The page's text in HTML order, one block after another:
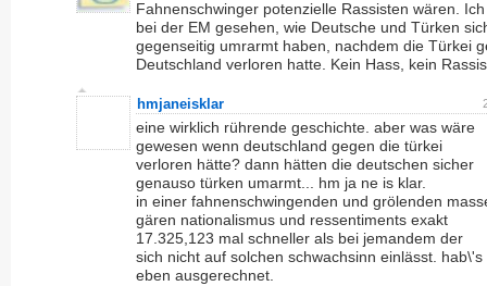
Fahnenschwinger potenzielle Rassisten wären.
bei der EM gesehen, wie Deutsche und Türken
gegenseitig umrarmt haben, nachdem die Türkei
Deutschland verloren hatte. Kein Hass, kein
hmjaneisklar
eine wirklich rührende geschichte. aber was wäre
gewesen wenn deutschland gegen die türkei
verloren hätte? dann hätten die deutschen sicher
genauso türken umarmt... hm ja ne is klar.
in einer fahnenschwingenden und grölenden
gären nationalismus und ressentiments exakt
17.325,123 mal schneller als bei jemandem der
sich nicht auf solchen schwachsinn einlässt. hab\'s
eben ausgerechnet.